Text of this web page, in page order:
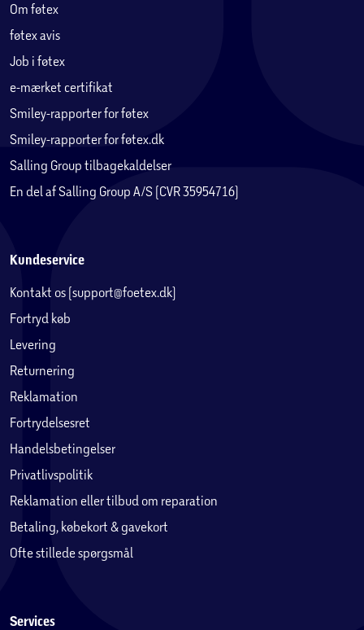
Om føtex
føtex avis
Job i føtex
e-mærket certifikat
Smiley-rapporter for føtex
Smiley-rapporter for føtex.dk
Salling Group tilbagekaldelser
En del af Salling Group A/S (CVR 35954716)
Kundeservice
Kontakt os (support@foetex.dk)
Fortryd køb
Levering
Returnering
Reklamation
Fortrydelsesret
Handelsbetingelser
Privatlivspolitik
Reklamation eller tilbud om reparation
Betaling, købekort & gavekort
Ofte stillede spørgsmål
Services